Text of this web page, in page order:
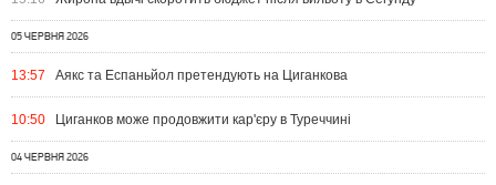
05 ЧЕРВНЯ 2026
13:57 Аякс та Еспаньйол претендують на Циганкова
10:50 Циганков може продовжити кар'єру в Туреччині
04 ЧЕРВНЯ 2026